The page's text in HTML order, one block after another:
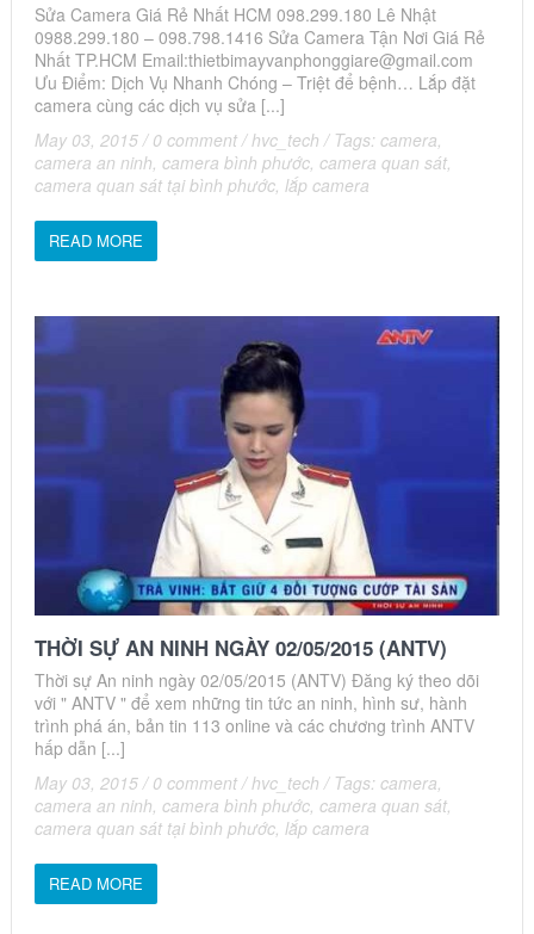
Sửa Camera Giá Rẻ Nhất HCM 098.299.180 Lê Nhật
0988.299.180 – 098.798.1416 Sửa Camera Tận Nơi Giá Rẻ
Nhất TP.HCM Email:thietbimayvanphonggiare@gmail.com
Ưu Điểm: Dịch Vụ Nhanh Chóng – Triệt để bệnh… Lắp đặt
camera cùng các dịch vụ sửa [...]
May 03, 2015 / 0 comment / hvc_tech / Tags: camera
camera an ninh camera bình phước camera quan sát
camera quan sát tại bình phước lắp camera
READ MORE
THỜI SỰ AN NINH NGÀY 02/05/2015 (ANTV)
Thời sự An ninh ngày 02/05/2015 (ANTV) Đăng ký theo dõi
với " ANTV " để xem những tin tức an ninh, hình sư, hành
trình phá án, bản tin 113 online và các chương trình ANTV
hấp dẫn [...]
May 03, 2015 / 0 comment /hvc_tech / Tags: camera,
camera an ninh, camera bình phước, camera quan sát,
camera quan sát tại bình phước, lắp camera
READ MORE